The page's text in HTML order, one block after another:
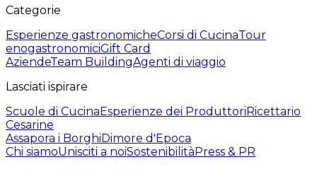
Categorie
Esperienze gastronomicheCorsi di CucinaTour
enogastronomiciGift Card
AziendeTeam BuildingAgenti di viaggio
Lasciati ispirare
Scuole di CucinaEsperienze dei ProduttoriRicettario
Cesarine
Assapora i BorghiDimore d'Epoca
Chi siamoUnisciti a noiSostenibilitàPress & PR